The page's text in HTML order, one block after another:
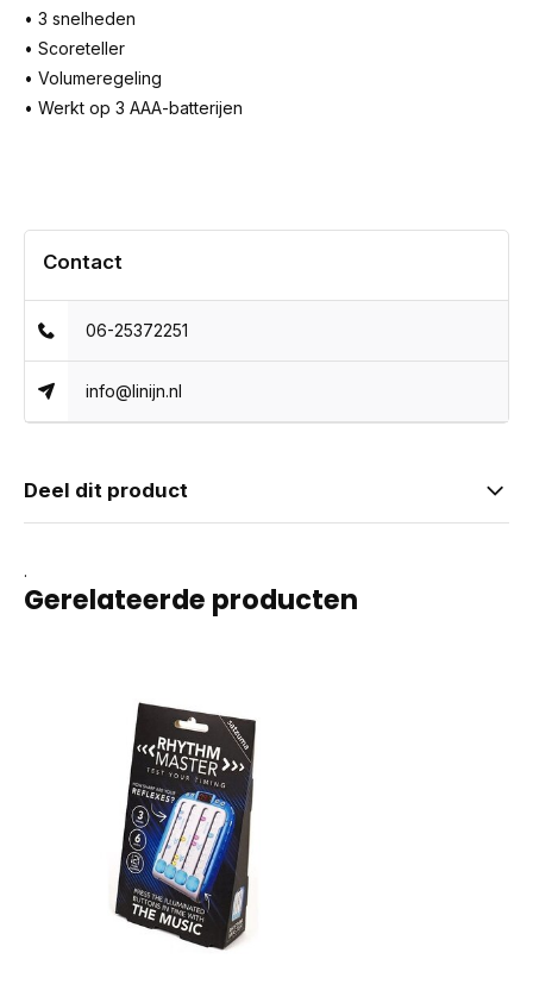
• 3 snelheden
• Scoreteller
• Volumeregeling
• Werkt op 3 AAA-batterijen
Contact
06-25372251
info@linijn.nl
Deel dit product
.
Gerelateerde producten